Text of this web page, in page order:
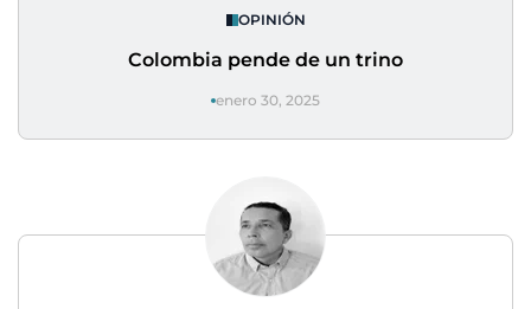
OPINIÓN
Colombia pende de un trino
enero 30, 2025